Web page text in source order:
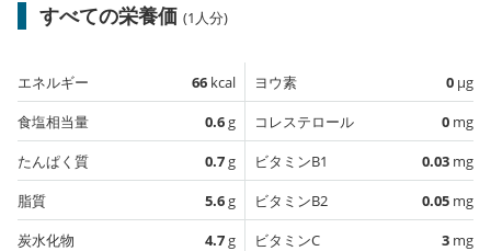
すべての栄養価 (1人分)
エネルギー 66 kcal
食塩相当量
0.6g
たんぱく質
0.7g
脂質
5.6g
炭水化物
4.7g
ヨウ素 0 µg
コレステロール
0 mg
ビタミンB1
0.03 mg
ビタミンB2
0.05 mg
ビタミンC
3 mg